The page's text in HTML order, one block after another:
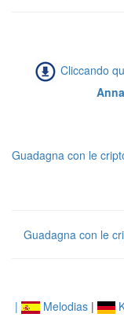
Cliccando
Guadagna con le
Guadagna con le
| Melodias|